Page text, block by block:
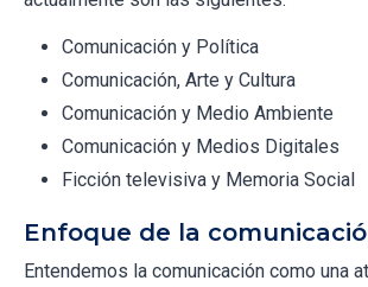
Comunicación y Política
Comunicación, Arte y Cultura
Comunicación y Medio Ambiente
Comunicación y Medios Digitales
Ficción televisiva y Memoria Social
Enfoque de la
Entendemos la comunicación como una